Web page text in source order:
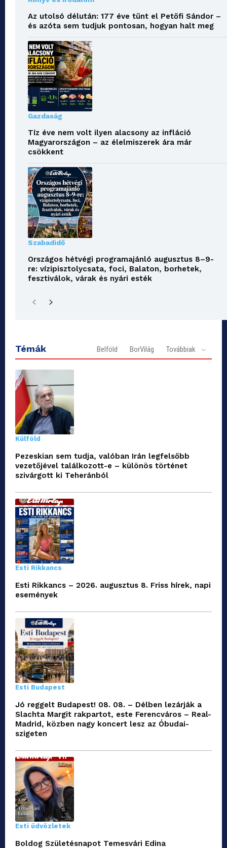
Az utolsó délután: 177 éve tűnt el Petőfi Sándor –
és azóta sem tudjuk pontosan, hogyan halt meg
Gazdaság
Tíz éve nem volt ilyen alacsony az infláció
Magyarországon – az élelmiszerek ára már
csökkent
Szabadidő
Országos hétvégi programajánló augusztus 8–9-
re: vízipisztolycsata, foci, Balaton, borhetek,
fesztiválok, várak és nyári esték
Témák Belföld BorVilág Továbbiak
Külföld
Pezeskian sem tudja, valóban Irán legfelsőbb
vezetőjével találkozott-e – különös történet
szivárgott ki Teheránból
Esti Rikkancs
Esti Rikkancs – 2026. augusztus 8. Friss hírek, napi
események
Esti Budapest
Jó reggelt Budapest! 08. 08. – Délben lezárják a
Slachta Margit rakpartot, este Ferencváros – Real-
Madrid, közben nagy koncert lesz az Óbudai-
szigeten
Esti üdvözletek
Boldog Születésnapot Temesvári Edina